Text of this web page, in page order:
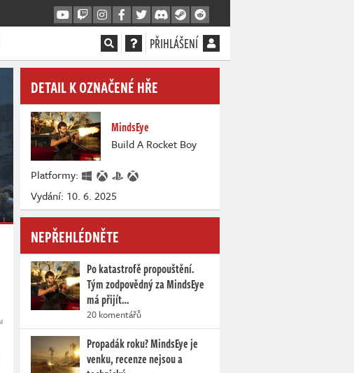
PŘIHLÁŠENÍ
DETAIL K OZNAČENÉ HŘE
MindsEye
Build A Rocket Boy
Platformy:
Vydání: 10. 6. 2025
NEPŘEHLÉDNĚTE
Po katastrofě propouštění.
Tým zodpovědný za MindsEye
má přijít…
20 komentářů
Propadák roku? MindsEye je
venku, recenze nejsou a